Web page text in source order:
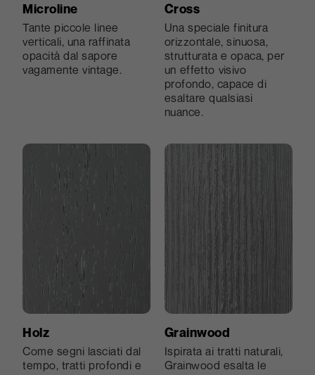
Microline
Tante piccole linee
verticali, una raffinata
opacità dal sapore
vagamente vintage.
Cross
Una speciale finitura
orizzontale, sinuosa,
strutturata e opaca, per
un effetto visivo
profondo, capace di
esaltare qualsiasi
nuance.
Holz
Come segni lasciati dal
tempo, tratti profondi e
Grainwood
Ispirata ai tratti naturali,
Grainwood esalta le